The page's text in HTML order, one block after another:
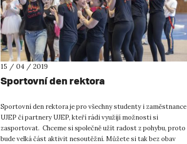
15 / 04 / 2019
Sportovní den rektora
Sportovní den rektora je pro všechny studenty i zaměstnance
UJEP či partnery UJEP, kteří rádi využijí možnosti si
zasportovat. Chceme si společně užít radost z pohybu, proto
bude velká část aktivit nesoutěžní. Můžete si tak bez obav